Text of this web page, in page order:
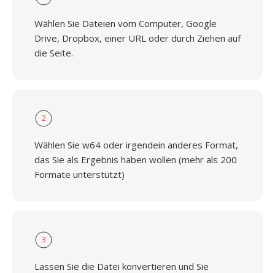
Wählen Sie Dateien vom Computer, Google
Drive, Dropbox, einer URL oder durch Ziehen auf
die Seite.
2
Wählen Sie w64 oder irgendein anderes Format,
das Sie als Ergebnis haben wollen (mehr als 200
Formate unterstützt)
3
Lassen Sie die Datei konvertieren und Sie